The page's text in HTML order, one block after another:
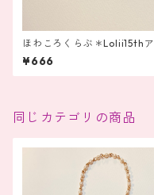
ほわころくらぶ＊Lolii15thア
ニバーサリー 缶バッジ
¥666
同じカテゴリの商品